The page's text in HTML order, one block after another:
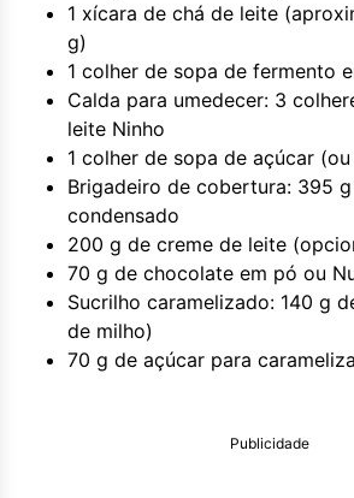
1 xícara de chá de leite
g)
1 colher de sopa de fermento
Calda para umedecer: 3
leite Ninho
1 colher de sopa de açúcar
Brigadeiro de cobertura: 395
condensado
200 g de creme de leite
70 g de chocolate em pó ou
Sucrilho caramelizado: 140 g
de milho)
70 g de açúcar para
Publicidade